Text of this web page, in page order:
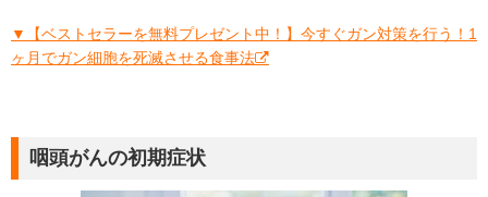
▼【ベストセラーを無料プレゼント中！】今すぐガン対策を行う！1
ヶ月でガン細胞を死滅させる食事法
咽頭がんの初期症状